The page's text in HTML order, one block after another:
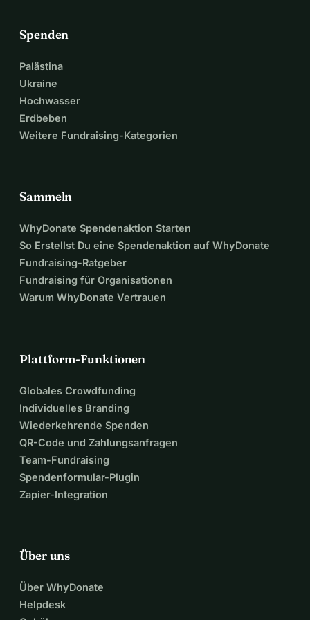
Spenden
Palästina
Ukraine
Hochwasser
Erdbeben
Weitere Fundraising-Kategorien
Sammeln
WhyDonate Spendenaktion Starten
So Erstellst Du eine Spendenaktion auf WhyDonate
Fundraising-Ratgeber
Fundraising für Organisationen
Warum WhyDonate Vertrauen
Plattform-Funktionen
Globales Crowdfunding
Individuelles Branding
Wiederkehrende Spenden
QR-Code und Zahlungsanfragen
Team-Fundraising
Spendenformular-Plugin
Zapier-Integration
Über uns
Über WhyDonate
Helpdesk